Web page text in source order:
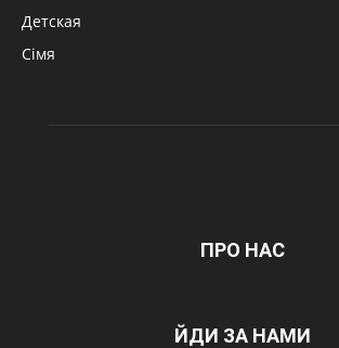
Детская
Сімя
ПРО НАС
ЙДИ ЗА НАМИ